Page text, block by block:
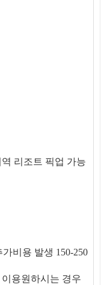
리조트 픽업 가능
비용 발생 150-250
용원하시는 경우